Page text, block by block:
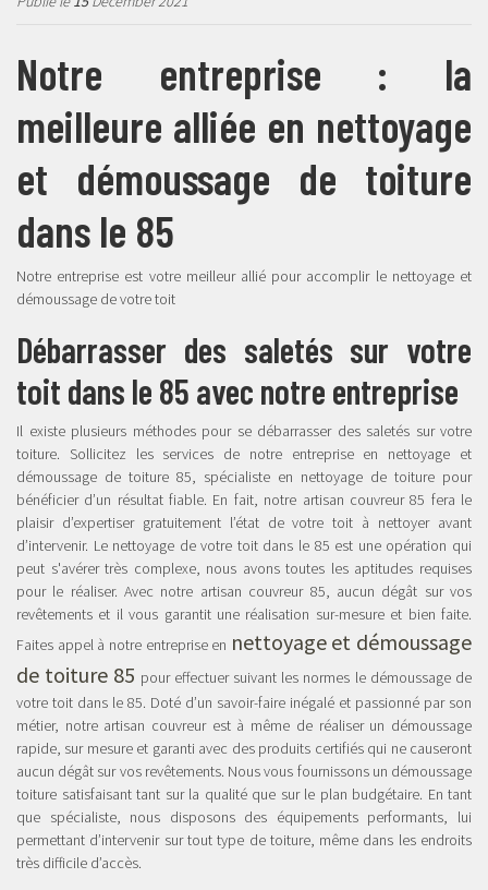
Notre entreprise : la
meilleure alliée en nettoyage
et démoussage de toiture
dans le 85
Notre entreprise est votre meilleur allié pour accomplir le nettoyage et
démoussage de votre toit
Débarrasser des saletés sur votre
toit dans le 85 avec notre entreprise
Il existe plusieurs méthodes pour se débarrasser des saletés sur votre
toiture. Sollicitez les services de notre entreprise en nettoyage et
démoussage de toiture 85, spécialiste en nettoyage de toiture pour
bénéficier d’un résultat fiable. En fait, notre artisan couvreur 85 fera le
plaisir d’expertiser gratuitement l’état de votre toit à nettoyer avant
d’intervenir. Le nettoyage de votre toit dans le 85 est une opération qui
peut s'avérer très complexe, nous avons toutes les aptitudes requises
pour le réaliser. Avec notre artisan couvreur 85, aucun dégât sur vos
revêtements et il vous garantit une réalisation sur-mesure et bien faite.
Faites appel à notre entreprise en nettoyage et démoussage
de toiture 85 pour effectuer suivant les normes le démoussage de
votre toit dans le 85. Doté d’un savoir-faire inégalé et passionné par son
métier, notre artisan couvreur est à même de réaliser un démoussage
rapide, sur mesure et garanti avec des produits certifiés qui ne causeront
aucun dégât sur vos revêtements. Nous vous fournissons un démoussage
toiture satisfaisant tant sur la qualité que sur le plan budgétaire. En tant
que spécialiste, nous disposons des équipements performants, lui
permettant d’intervenir sur tout type de toiture, même dans les endroits
très difficile d’accès.